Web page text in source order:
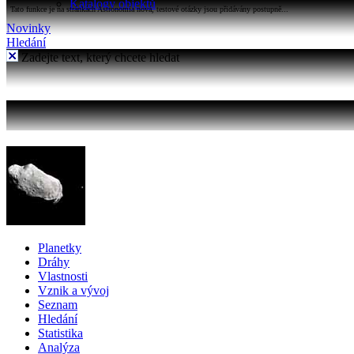
Katalogy objektů
Tato funkce je na stránkách Astronomia nová, testové otázky jsou přidávány postupně...
Novinky
Hledání
Zadejte text, který chcete hledat
Planetky
Dráhy
Vlastnosti
Vznik a vývoj
Seznam
Hledání
Statistika
Analýza